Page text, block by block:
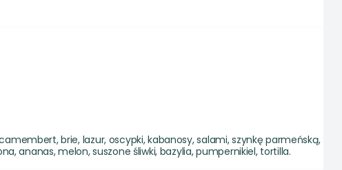
brie, lazur, oscypki, kabanosy, salami, szynkę parmeńską,
ananas, melon, suszone śliwki, bazylia, pumpernikiel, tortilla.